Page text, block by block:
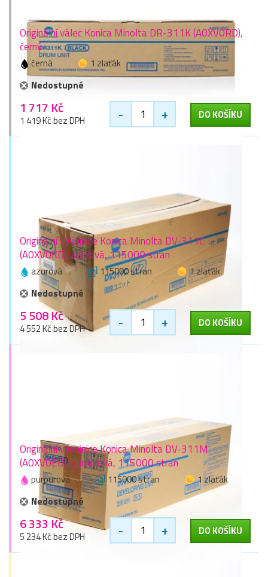
Originální válec Konica Minolta DR-311K (A0XV0RD),
černý
černá
1 zlaťák
Nedostupné
1 717 Kč
1 419 Kč bez DPH - + DO KOŠÍKU
Originální vývojnice Konica Minolta DV-311C
(A0XV0KD), azurová, 115000 stran
azurová 115000 stran
1 zlaťák
Nedostupné
5 508 Kč
4 552 Kč bez DPH - + DO KOŠÍKU
Originální vývojnice Konica Minolta DV-311M
(A0XV0ED), purpurová, 115000 stran
purpurová 115000 stran
1 zlaťák
Nedostupné
6 333 Kč
5 234 Kč bez DPH - + DO KOŠÍKU